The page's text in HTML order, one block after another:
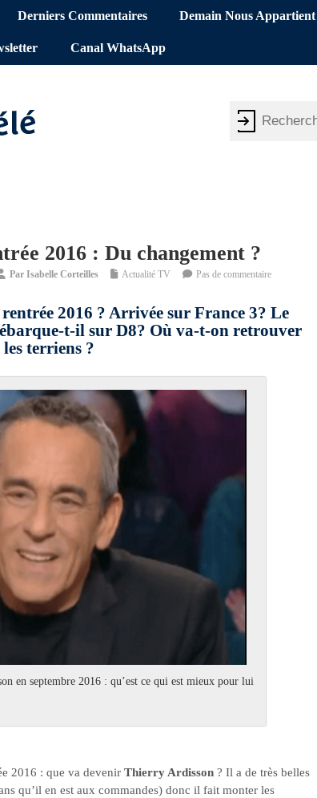
Derniers Commentaires Demain Nous Appartient
Canal WhatsApp
2016 : Du changement ?
Par Isabelle Corteilles Actualité TV Pas de commentaire
2016 ? Arrivée sur France 3? Le
t-il sur D8? Où va-t-on retrouver
terriens ?
en septembre 2016 : qu’est ce qui est mieux pour lui
2016 : que va devenir Thierry Ardisson ? Il a de très belles
qu’il en est aux commandes) donc il fait monter les